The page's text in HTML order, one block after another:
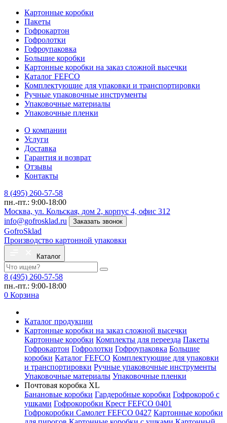
Картонные коробки
Пакеты
Гофрокартон
Гофролотки
Гофроупаковка
Большие коробки
Картонные коробки на заказ сложной высечки
Каталог FEFCO
Комплектующие для упаковки и транспортировки
Ручные упаковочные инструменты
Упаковочные материалы
Упаковочные пленки
О компании
Услуги
Доставка
Гарантия и возврат
Отзывы
Контакты
8 (495) 260-57-58
пн.-пт.: 9:00-18:00
Москва, ул. Кольская, дом 2, корпус 4, офис 312
info@gofrosklad.ru
Заказать звонок
GofroSklad
Производство картонной упаковки
Каталог
8 (495) 260-57-58
пн.-пт.: 9:00-18:00
0 Корзина
Каталог продукции
Картонные коробки на заказ сложной высечки
Картонные коробки Комплекты для переезда Пакеты
Гофрокартон Гофролотки Гофроупаковка Большие
коробки Каталог FEFCO Комплектующие для упаковки
и транспортировки Ручные упаковочные инструменты
Упаковочные материалы Упаковочные пленки
Почтовая коробка XL
Банановые коробки Гардеробные коробки Гофрокороб с
ушками Гофрокоробки Крест FEFCO 0401
Гофрокоробки Самолет FEFCO 0427 Картонные коробки